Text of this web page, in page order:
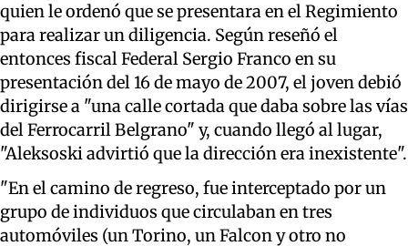
quien le ordenó que se presentara en el Regimiento
para realizar un diligencia. Según reseñó el
entonces fiscal Federal Sergio Franco en su
presentación del 16 de mayo de 2007, el joven debió
dirigirse a "una calle cortada que daba sobre las vías
del Ferrocarril Belgrano" y, cuando llegó al lugar,
"Aleksoski advirtió que la dirección era inexistente".
"En el camino de regreso, fue interceptado por un
grupo de individuos que circulaban en tres
automóviles (un Torino, un Falcon y otro no